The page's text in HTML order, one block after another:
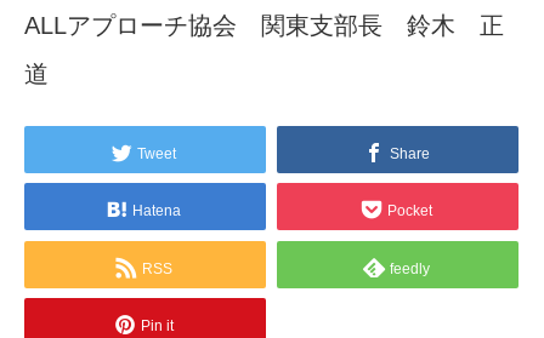
ALLアプローチ協会 関東支部長 鈴木 正
道
Tweet Share
Hatena Pocket
RSS feedly
Pin it